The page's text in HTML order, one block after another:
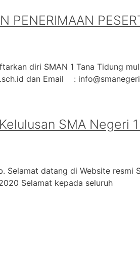
PENERIMAAN
diri SMAN 1 Tana Tidung
dan Email :
SMA Negeri
Selamat datang di Website resmi
Selamat kepada seluruh